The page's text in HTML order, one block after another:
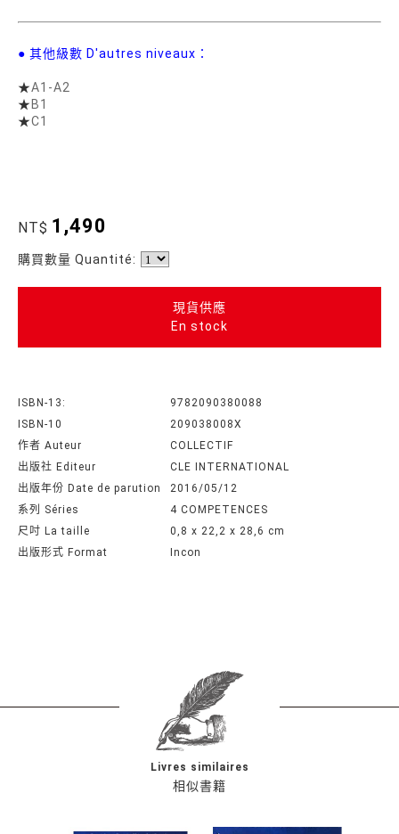
● 其他級數 D'autres niveaux：
★A1-A2
★B1
★C1
NT$ 1,490
購買數量 Quantité:
現貨供應
En stock
ISBN-13:
9782090380088
ISBN-10
209038008X
作者 Auteur
COLLECTIF
出版社 Editeur
CLE INTERNATIONAL
出版年份 Date de parution
2016/05/12
系列 Séries
4 COMPETENCES
尺吋 La taille
0,8 x 22,2 x 28,6 cm
出版形式 Format
Incon
相似書籍
Livres similaires